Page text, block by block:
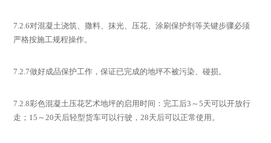
7.2.6对混凝土浇筑、撒料、抹光、压花、涂刷保护剂等关键步骤必须
严格按施工规程操作。
7.2.7做好成品保护工作，保证已完成的地坪不被污染、碰损。
7.2.8彩色混凝土压花艺术地坪的启用时间：完工后3 ～5天可以开放行
走； 15 ～20天后轻型货车可以行驶，28天后可以正常使用。